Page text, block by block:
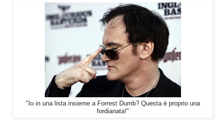
"Io in una lista insieme a Forrest Dumb? Questa è proprio una
fordianata!"